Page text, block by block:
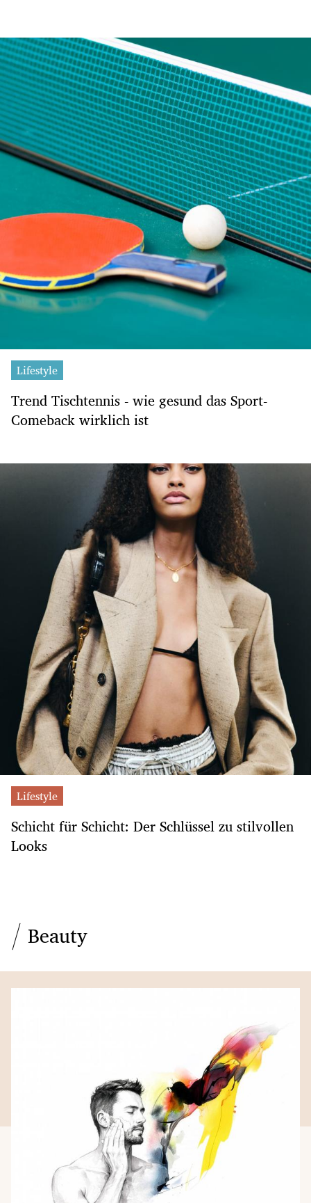
Lifestyle
Trend Tischtennis - wie gesund das Sport-
Comeback wirklich ist
Lifestyle
Schicht für Schicht: Der Schlüssel zu stilvollen
Looks
Beauty